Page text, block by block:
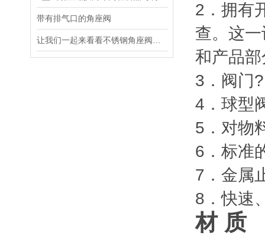
带有排气口的角座阀
2．拥有
查。这
和产品
3．阀门
4．球型
5．对物
6．标准
7．金属
8．快速
材 质